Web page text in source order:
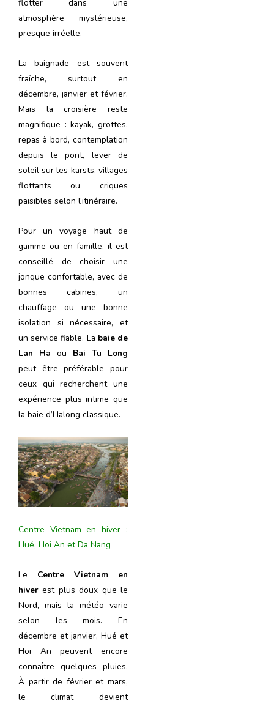
flotter dans une
atmosphère mystérieuse,
presque irréelle.
La baignade est souvent
fraîche, surtout en
décembre, janvier et février.
Mais la croisière reste
magnifique : kayak, grottes,
repas à bord, contemplation
depuis le pont, lever de
soleil sur les karsts, villages
flottants ou criques
paisibles selon l’itinéraire.
Pour un voyage haut de
gamme ou en famille, il est
conseillé de choisir une
jonque confortable, avec de
bonnes cabines, un
chauffage ou une bonne
isolation si nécessaire, et
un service fiable. La baie de
Lan Ha ou Bai Tu Long
peut être préférable pour
ceux qui recherchent une
expérience plus intime que
la baie d’Halong classique.
Centre Vietnam en hiver :
Hué, Hoi An et Da Nang
Le Centre Vietnam en
hiver est plus doux que le
Nord, mais la météo varie
selon les mois. En
décembre et janvier, Hué et
Hoi An peuvent encore
connaître quelques pluies.
À partir de février et mars,
le climat devient